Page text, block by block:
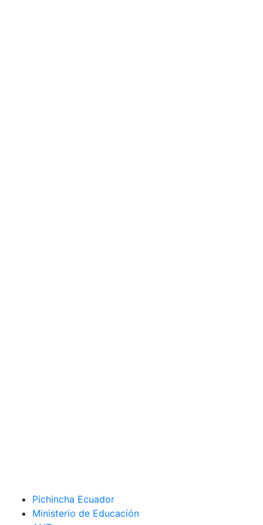
Pichincha Ecuador
Ministerio de Educación